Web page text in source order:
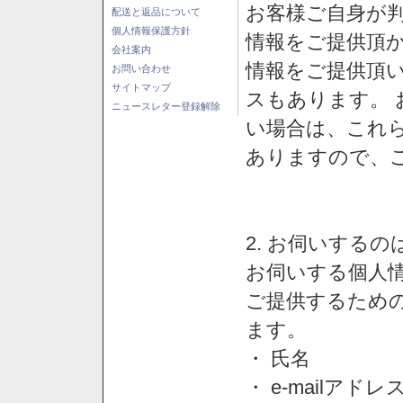
配送と返品について
個人情報保護方針
会社案内
お問い合わせ
サイトマップ
ニュースレター登録解除
お客様ご自身が
情報をご提供頂
情報をご提供頂
スもあります。
い場合は、これ
ありますので、
2. お伺いするの
お伺いする個人
ご提供するため
ます。
・ 氏名
・ e-mailアドレ